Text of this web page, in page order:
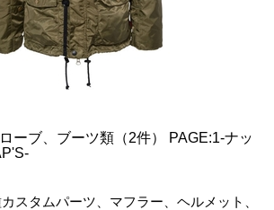
ーブ、ブーツ類（2件） PAGE:1-ナッ
スタムパーツ、マフラー、ヘルメット、